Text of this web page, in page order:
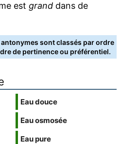
est granddans de
sont classés par ordre
de pertinence ou préférentiel.
Eau douce
Eau osmosée
Eau pure